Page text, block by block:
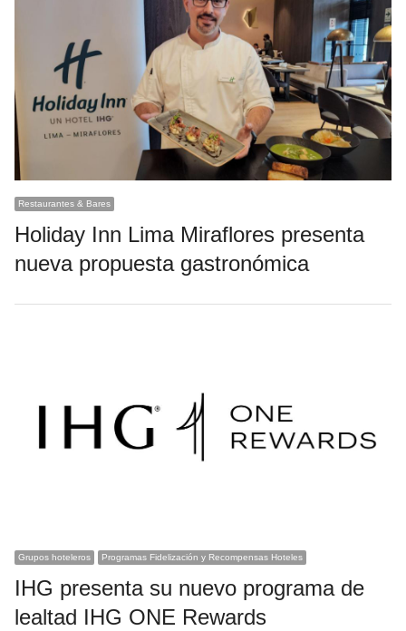
Restaurantes & Bares
Holiday Inn Lima Miraflores presenta
nueva propuesta gastronómica
Grupos hoteleros Programas Fidelización y Recompensas Hoteles
IHG presenta su nuevo programa de
lealtad IHG ONE Rewards